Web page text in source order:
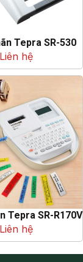
Tepra SR-530
Liên hệ
Tepra SR-R170V
Liên hệ